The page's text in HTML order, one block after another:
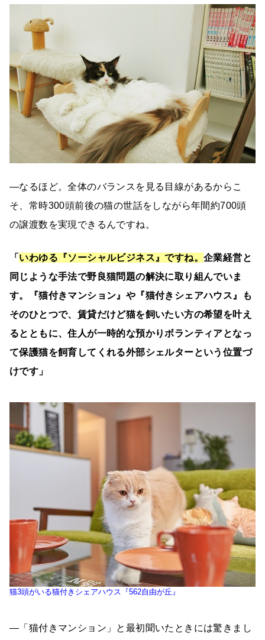
―なるほど。全体のバランスを見る目線があるからこ
そ、常時300頭前後の猫の世話をしながら年間約700頭
の譲渡数を実現できるんですね。
「 いわゆる『ソーシャルビジネス』ですね。企業経営と
同じような手法で野良猫問題の解決に取り組んでいま
す。『猫付きマンション』や『猫付きシェアハウス』も
そのひとつで、賃貸だけど猫を飼いたい方の希望を叶え
るとともに、住人が一時的な預かりボランティアとなっ
て保護猫を飼育してくれる外部シェルターという位置づ
けです」
猫3頭がいる猫付きシェアハウス『562自由が丘』
―「猫付きマンション」と最初聞いたときには驚きまし